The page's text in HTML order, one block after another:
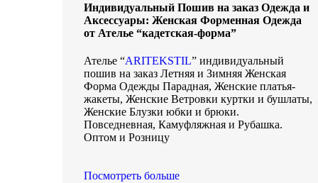
Индивидуальный Пошив на заказ Одежда и
Аксессуары: Женская Форменная Одежда
от Ателье “кадетская-форма”
Ателье “ARITEKSTIL” индивидуальный
пошив на заказ Летняя и Зимняя Женская
Форма Одежды Парадная, Женские платья-
жакеты, Женские Ветровки куртки и бушлаты,
Женские Блузки юбки и брюки.
Повседневная, Камуфляжная и Рубашка.
Оптом и Розницу
Посмотреть больше